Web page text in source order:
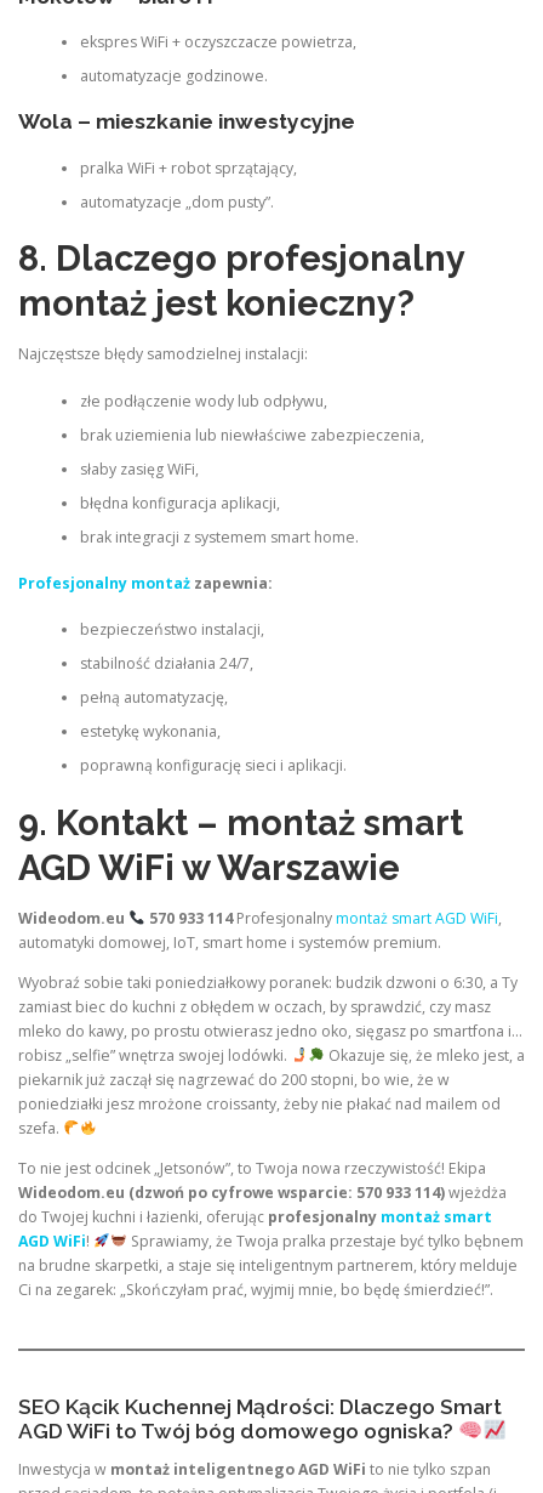
ekspres WiFi + oczyszczacze powietrza,
automatyzacje godzinowe.
Wola – mieszkanie inwestycyjne
pralka WiFi + robot sprzątający,
automatyzacje „dom pusty”.
8. Dlaczego profesjonalny
montaż jest konieczny?
Najczęstsze błędy samodzielnej instalacji:
złe podłączenie wody lub odpływu,
brak uziemienia lub niewłaściwe zabezpieczenia,
słaby zasięg WiFi,
błędna konfiguracja aplikacji,
brak integracji z systemem smart home.
Profesjonalny montaż zapewnia:
bezpieczeństwo instalacji,
stabilność działania 24/7,
pełną automatyzację,
estetykę wykonania,
poprawną konfigurację sieci i aplikacji.
9. Kontakt – montaż smart
AGD WiFi w Warszawie
Wideodom.eu 570 933 114Profesjonalnymontaż smart AGD WiFi,
automatyki domowej, IoT, smart home i systemów premium.
Wyobraź sobie taki poniedziałkowy poranek: budzik dzwoni o 6:30, a Ty
zamiast biec do kuchni z obłędem w oczach, by sprawdzić, czy masz
mleko do kawy, po prostu otwierasz jedno oko, sięgasz po smartfona i…
robisz „selfie” wnętrza swojej lodówki.
Okazuje się, że mleko jest, a
piekarnik już zaczął się nagrzewać do 200 stopni, bo wie, że w
poniedziałki jesz mrożone croissanty, żeby nie płakać nad mailem od
szefa.
To nie jest odcinek „Jetsonów”, to Twoja nowa rzeczywistość! Ekipa
Wideodom.eu (dzwoń po cyfrowe wsparcie: 570 933 114)wjeżdża
do Twojej kuchni i łazienki, oferując profesjonalny montaż smart
AGD WiFi!
Sprawiamy, że Twoja pralka przestaje być tylko bębnem
na brudne skarpetki, a staje się inteligentnym partnerem, który melduje
Ci na zegarek: „Skończyłam prać, wyjmij mnie, bo będę śmierdzieć!”.
SEO Kącik Kuchennej Mądrości: Dlaczego Smart
AGD WiFi to Twój bóg domowego ogniska?
Inwestycja w montaż inteligentnego AGD WiFi to nie tylko szpan